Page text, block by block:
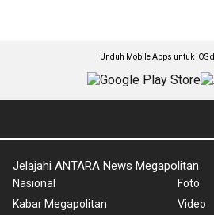
Unduh Mobile Apps untuk iOS
Jelajahi ANTARA News Megapolitan
Nasional
Kabar Megapolitan
Foto
Video